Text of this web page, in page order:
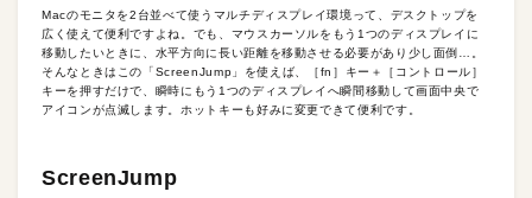
Macのモニタを2台並べて使うマルチディスプレイ環境って、デスクトップを
広く使えて便利ですよね。でも、マウスカーソルをもう1つのディスプレイに
移動したいときに、水平方向に長い距離を移動させる必要があり少し面倒…。
そんなときはこの「ScreenJump」を使えば、［fn］キー＋［コントロール］
キーを押すだけで、瞬時にもう1つのディスプレイへ瞬間移動して画面中央で
アイコンが点滅します。ホットキーも好みに変更できて便利です。
ScreenJump